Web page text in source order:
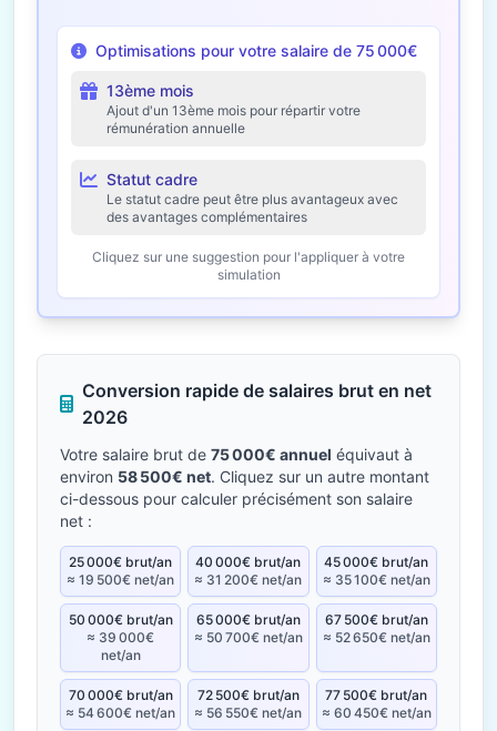
Optimisations pour votre salaire de 75 000€
13ème mois
Ajout d'un 13ème mois pour répartir votre
rémunération annuelle
Statut cadre
Le statut cadre peut être plus avantageux avec
des avantages complémentaires
Cliquez sur une suggestion pour l'appliquer à votre
simulation
Conversion rapide de salaires brut en net
2026
Votre salaire brut de 75 000€ annuel équivaut à
environ 58 500€ net. Cliquez sur un autre montant
ci-dessous pour calculer précisément son salaire
net :
25 000€ brut/an
≈ 19 500€ net/an
40 000€ brut/an
≈ 31 200€ net/an
45 000€ brut/an
≈ 35 100€ net/an
50 000€ brut/an
≈ 39 000€
net/an
65 000€ brut/an
≈ 50 700€ net/an
67 500€ brut/an
≈ 52 650€ net/an
70 000€ brut/an
≈ 54 600€ net/an
72 500€ brut/an
≈ 56 550€ net/an
77 500€ brut/an
≈ 60 450€ net/an